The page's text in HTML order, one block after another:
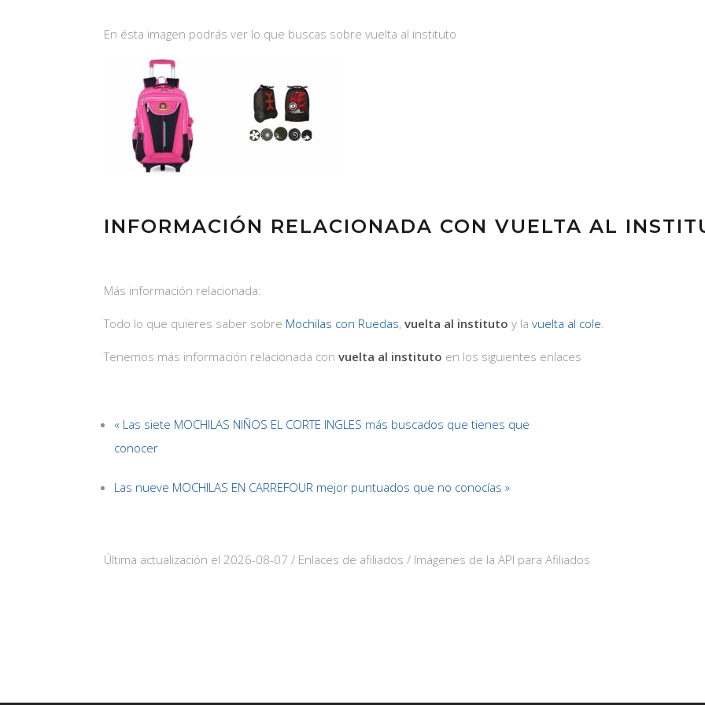
En ésta imagen podrás ver lo que buscas sobre vuelta al instituto
INFORMACIÓN RELACIONADA CON VUELTA AL
Más información relacionada:
Todo lo que quieres saber sobre Mochilas con Ruedas, vuelta al instituto y la vuelta al cole
Tenemos más información relacionada con vuelta al instituto en los siguientes enlaces
« Las siete MOCHILAS NIÑOS EL CORTE INGLES más buscados que tienes que
conocer
Las nueve MOCHILAS EN CARREFOUR mejor puntuados que no conocías »
Última actualización el 2026-08-07 / Enlaces de afiliados / Imágenes de la API para Afiliados